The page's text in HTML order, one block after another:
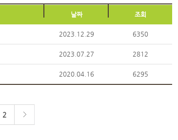
날짜 조회
2023.12.29 6350
2023.07.27 2812
2020.04.16 6295
2